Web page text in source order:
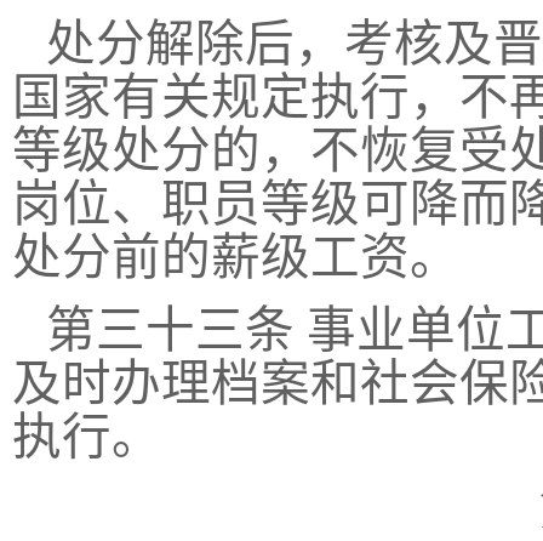
处分解除后，考核及
国家有关规定执行，不
等级处分的，不恢复受
岗位、职员等级可降而
处分前的薪级工资。
第三十三条 事业单位
及时办理档案和社会保
执行。